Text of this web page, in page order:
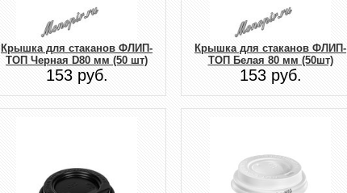
Крышка для стаканов ФЛИП-
ТОП Черная D80 мм (50 шт)
153 руб.
Крышка для стаканов ФЛИП-
ТОП Белая 80 мм (50шт)
153 руб.